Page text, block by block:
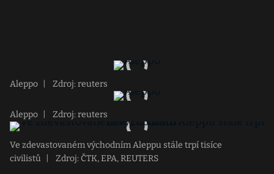
Aleppo Zdroj: reuters
Aleppo Zdroj: reuters
Ve zdevastovaném východním Aleppu stále trpí tisíce
civilistů
Zdroj: ČTK, EPA, REUTERS